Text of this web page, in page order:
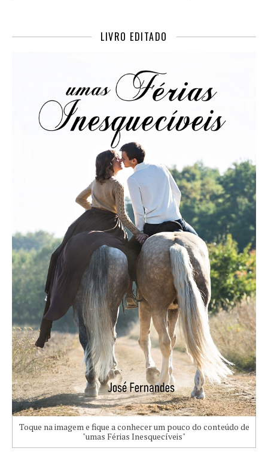
LIVRO EDITADO
Toque na imagem e fique a conhecer um pouco do conteúdo de
"umas Férias Inesquecíveis"